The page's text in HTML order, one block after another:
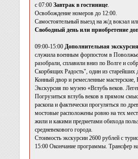
с 07:00 Завтрак в гостинице.
Освобождение номеров до 12:00.
Самостоятельный выезд на ж/д вокзал
Свободный день или приобретение
09:00-15:00 Дополнительная
служила военным форпостом в Поволжье
разобрали, сплавили вниз по Волге и
Скорбящих Радость", один из
Конный двор и ремесленные мастерские,
Экскурсия по музею «Вглубь веков.
Погрузиться вглубь веков в прямом
раскопа и фактически прогуляться по
мостовые расположены ровно на тех
жили и какими предметами обихода
средневекового города.
Стоимость экскурсии 2600 рублей с
15:00 Окончание программы. Трансфер